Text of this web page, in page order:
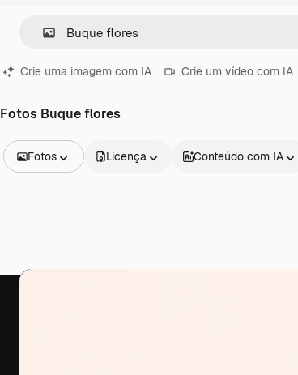
Crie uma imagem com IA Crie um vídeo com IA
Fotos Buque flores
Fotos
Vídeos
Licença Conteúdo com IA